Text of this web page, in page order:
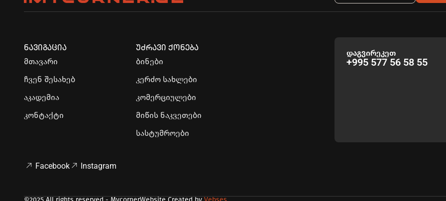
ნავიგაცია
მთავარი
ჩვენ შესახებ
აკადემია
კონტაქტი
უძრავი ქონება
ბინები
კერძო სახლები
კომერციულები
მიწის ნაკვეთები
სასტუმროები
დაგვირეკეთ
+995 577 56 58 55
Facebook Instagram